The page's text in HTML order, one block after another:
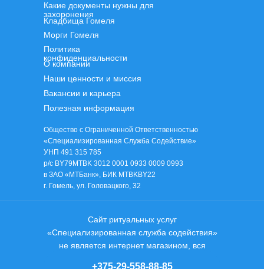
+375-29-558-88-85
Общество с Ограниченной Ответственностью
«Специализированная Служба Содействие»
УНП 491 315 785
р/с BY79MTBK 3012 0001 0933 0009 0993
в ЗАО «МТБанк», БИК MTBKBY22
г. Гомель, ул. Головацкого, 32
Сайт ритуальных услуг
«Специализированная служба содействия»
не является интернет магазином, вся
Какие документы нужны для
захоронения
Морги Гомеля
Кладбища Гомеля
Политика
конфиденциальности
О компании
Наши ценности и миссия
Вакансии и карьера
Полезная информация